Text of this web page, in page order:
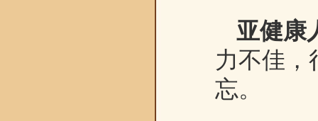
亚健康
力不佳，
忘。